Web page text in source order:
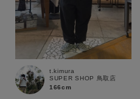
t.kimura
SUPER SHOP 鳥取店
166cm